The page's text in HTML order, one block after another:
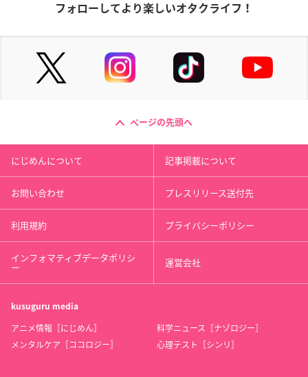
フォローしてより楽しいオタクライフ！
ページの先頭へ
にじめんについて 記事掲載について
お問い合わせ プレスリリース送付先
利用規約 プライバシーポリシー
インフォマティブデータポリシ
ー 運営会社
kusuguru media
アニメ情報［にじめん］
科学ニュース［ナゾロジー］
メンタルケア［ココロジー］
心理テスト［シンリ］